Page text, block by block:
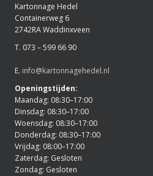
Kartonnage Hedel
Containerweg 6
2742RA Waddinxveen
T. 073 – 599 66 90
E. info@kartonnagehedel.nl
Openingstijden:
Maandag: 08:30–17:00
Dinsdag: 08:30–17:00
Woensdag: 08:30–17:00
Donderdag: 08:30–17:00
Vrijdag: 08:00–17:00
Zaterdag: Gesloten
Zondag: Gesloten